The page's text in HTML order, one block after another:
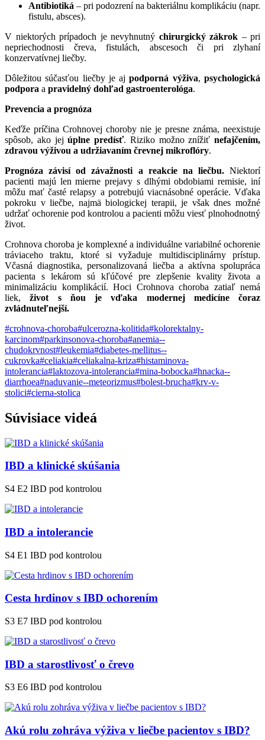
Antibiotiká – pri podozrení na bakteriálnu komplikáciu (napr.
fistulu, absces).
V niektorých prípadoch je nevyhnutný chirurgický zákrok – pri
nepriechodnosti čreva, fistulách, abscesoch či pri zlyhaní
konzervatívnej liečby.
Dôležitou súčasťou liečby je ajpodporná výživa,psychologická
podpora a pravidelný dohľad gastroenterológa.
Prevencia a prognóza
Keďže príčina Crohnovej choroby nie je presne známa, neexistuje
spôsob, ako jejúplne predísť. Riziko možno znížiť nefajčením,
zdravou výživou a udržiavaním črevnej mikroflóry.
Prognóza závisí od závažnosti a reakcie na liečbu.Niektorí
pacienti majú len mierne prejavy s dlhými obdobiami remisie, iní
môžu mať časté relapsy a potrebujú viacnásobné operácie. Vďaka
pokroku v liečbe, najmä biologickej terapii, je však dnes možné
udržať ochorenie pod kontrolou a pacienti môžu viesť plnohodnotný
život.
Crohnova choroba je komplexné a individuálne variabilné ochorenie
tráviaceho traktu, ktoré si vyžaduje multidisciplinárny prístup.
Včasná diagnostika, personalizovaná liečba a aktívna spolupráca
pacienta s lekárom sú kľúčové pre zlepšenie kvality života a
minimalizáciu komplikácií. Hoci Crohnova choroba zatiaľ nemá
liek,život s ňou je vďaka modernej medicíne čoraz
zvládnuteľnejší.
#crohnova-choroba#ulcerozna-kolitida#kolorektalny-
karcinom#parkinsonova-choroba#anemia--
chudokrvnost#leukemia#diabetes-mellitus--
cukrovka#celiakia#celiakalna-kriza#histaminova-
intolerancia#laktozova-intolerancia#mina-bobocka#hnacka--
diarrhoea#naduvanie--meteorizmus#bolest-brucha#krv-v-
stolici#cierna-stolica
Súvisiace videá
IBD a klinické skúšania
S4 E2 IBD pod kontrolou
IBD a intolerancie
S4 E1 IBD pod kontrolou
Cesta hrdinov s IBD ochorením
S3 E7 IBD pod kontrolou
IBD a starostlivosť o črevo
S3 E6 IBD pod kontrolou
Akú rolu zohráva výživa v liečbe pacientov s IBD?